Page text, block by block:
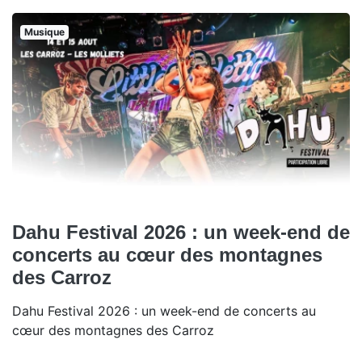
Musique
Dahu Festival 2026 : un week-end de
concerts au cœur des montagnes
des Carroz
Dahu Festival 2026 : un week-end de concerts au
cœur des montagnes des Carroz